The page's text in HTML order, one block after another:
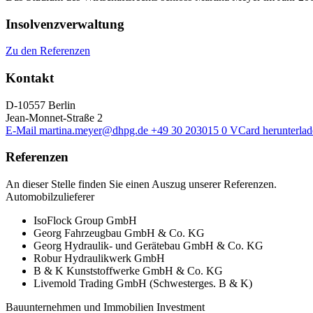
Insolvenzverwaltung
Zu den Referenzen
Kontakt
D-10557 Berlin
Jean-Monnet-Straße 2
E-Mail martina.meyer@dhpg.de +49 30 203015 0 VCard
Referenzen
An dieser Stelle finden Sie einen Auszug unserer Referenzen.
Automobilzulieferer
IsoFlock Group GmbH
Georg Fahrzeugbau GmbH & Co. KG
Georg Hydraulik- und Gerätebau GmbH & Co. KG
Robur Hydraulikwerk GmbH
B & K Kunststoffwerke GmbH & Co. KG
Livemold Trading GmbH (Schwesterges. B & K)
Bauunternehmen und Immobilien Investment